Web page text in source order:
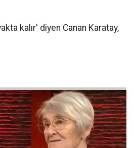
kalır' diyen Canan Karatay,